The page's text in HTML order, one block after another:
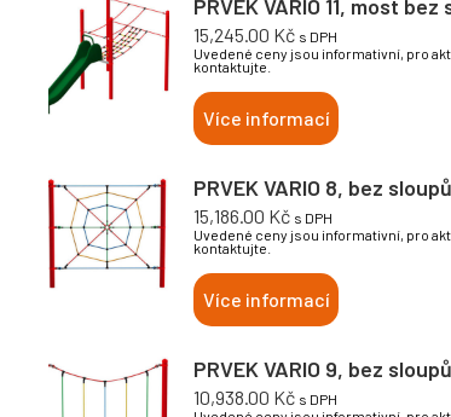
PRVEK VARIO 11, most bez
15,245.00 Kč s DPH
Uvedené ceny jsou informativní, pro
kontaktujte.
Více informací
PRVEK VARIO 8, bez sloupů
15,186.00 Kč s DPH
Uvedené ceny jsou informativní, pro
kontaktujte.
Více informací
PRVEK VARIO 9, bez sloupů
10,938.00 Kč s DPH